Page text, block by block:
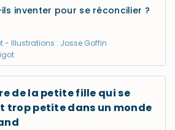
inventer pour se réconcilier ?
- Illustrations : Josse Goffin
de la petite fille qui se
trop petite dans un monde